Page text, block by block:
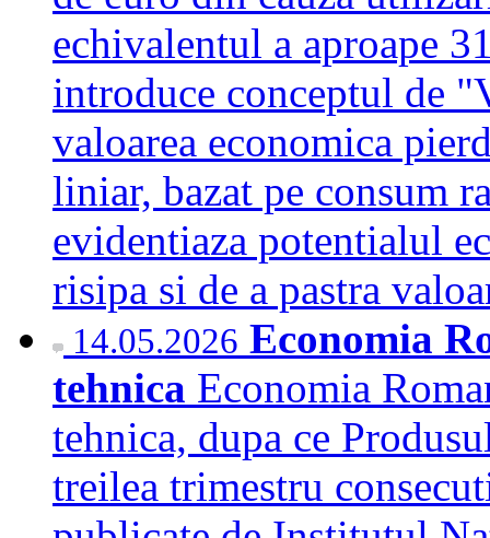
echivalentul a aproape
introduce conceptul de
valoarea economica
liniar, bazat pe consum
evidentiaza potentialul
risipa si de a pastra
14.05.2026 Economia
tehnica Economia
tehnica, dupa ce
treilea trimestru